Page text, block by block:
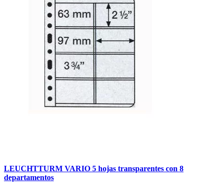
LEUCHTTURM VARIO 5 hojas transparentes con 8
departamentos